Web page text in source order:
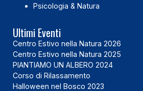
Psicologia & Natura
Ultimi Eventi
Centro Estivo nella Natura 2026
Centro Estivo nella Natura 2025
PIANTIAMO UN ALBERO 2024
Corso di Rilassamento
Halloween nel Bosco 2023